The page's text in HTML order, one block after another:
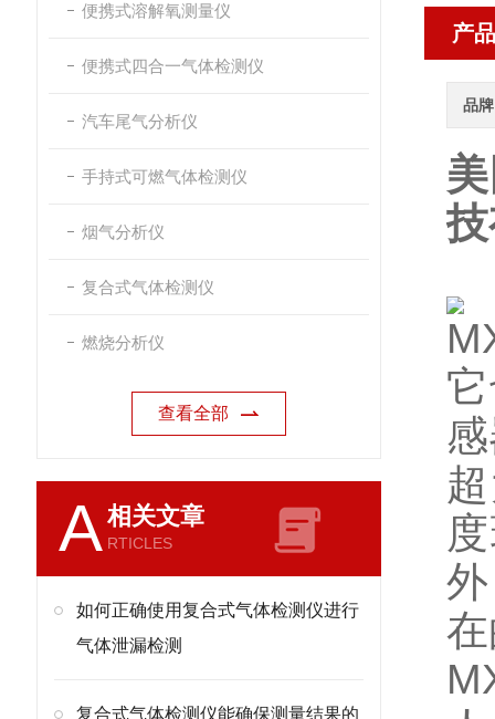
便携式溶解氧测量仪
便携式四合一气体检测仪
汽车尾气分析仪
手持式可燃气体检测仪
烟气分析仪
复合式气体检测仪
燃烧分析仪
查看全部
A相关文章
RTICLES
如何正确使用复合式气体检测仪进行
气体泄漏检测
复合式气体检测仪能确保测量结果的
产
品牌